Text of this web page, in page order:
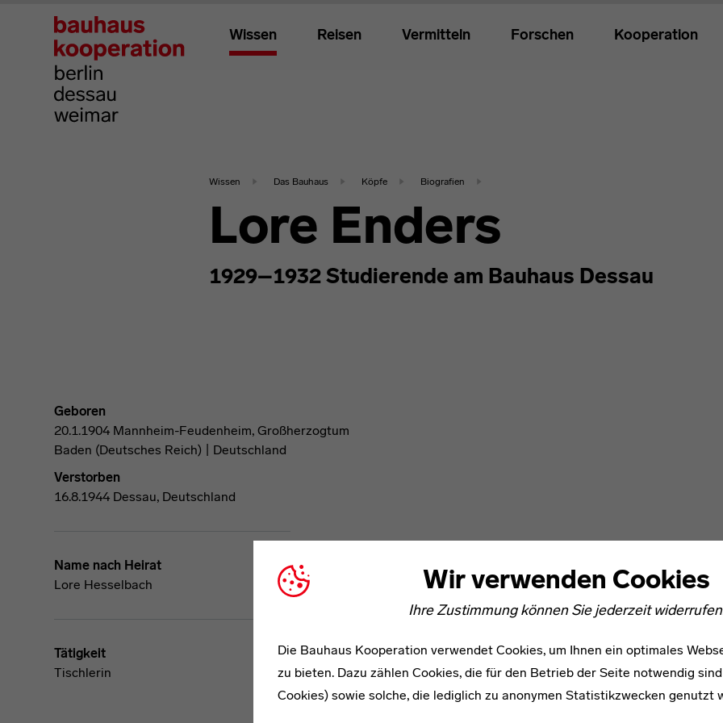
Wir verwenden Cookies
Ihre Zustimmung können Sie jederzeit
Die Bauhaus Kooperation verwendet Cookies, um Ihnen ein optimales
zu bieten. Dazu zählen Cookies, die für den Betrieb der Seite notwendig
Cookies) sowie solche, die lediglich zu anonymen Statistikzwecken genutzt
Wissen Reisen Vermitteln Forschen Kooperation
Wissen Das Bauhaus Köpfe Biografien
Lore Enders
1929–1932 Studierende am Bauhaus Dessau
Geboren
20.1.1904 Mannheim-Feudenheim, Großherzogtum
Baden (Deutsches Reich) | Deutschland
Verstorben
16.8.1944 Dessau, Deutschland
Name nach Heirat
Lore Hesselbach
Tätigkeit
Tischlerin